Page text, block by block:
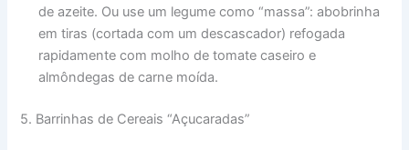
de azeite. Ou use um legume como “massa”: abobrinha
em tiras (cortada com um descascador) refogada
rapidamente com molho de tomate caseiro e
almôndegas de carne moída.
5. Barrinhas de Cereais “Açucaradas”